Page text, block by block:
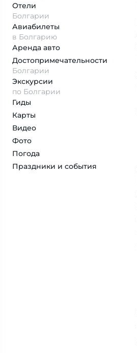
Отели
Болгарии
Авиабилеты
в Болгарию
Аренда авто
Достопримеча­тельности
Болгарии
Экскурсии
по Болгарии
Гиды
Карты
Видео
Фото
Погода
Праздники и события